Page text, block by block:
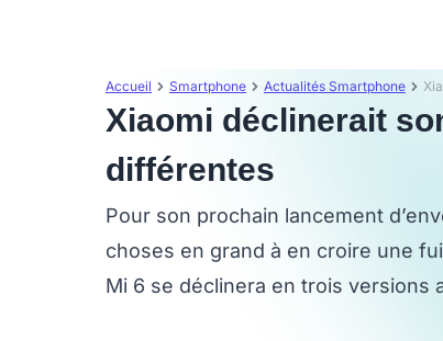
Accueil Smartphone Actualités Smartphone
Xiaomi déclinerait
différentes
Pour son prochain lancement
choses en grand à en croire une
Mi 6 se déclinera en trois versions